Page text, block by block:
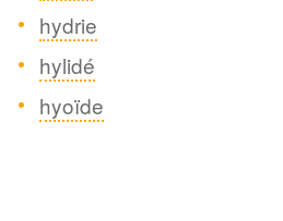
hydrie
hylidé
hyoïde